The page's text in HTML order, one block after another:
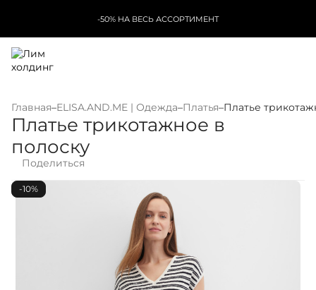
-50% НА ВЕСЬ АССОРТИМЕНТ
Главная–ELISA.AND.ME | Одежда–Платья–Платье
Платье трикотажное в
полоску
Поделиться
-10%